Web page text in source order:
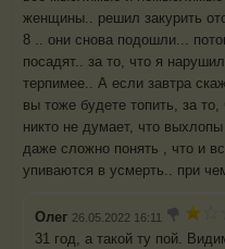
женщины.. решил закурить
8 .. они снова подошли...
посадят.. за то, что я
терпимее.. А если завтра
вы тоже будете топить, за
никто не думает, что
даже сложно понять , что и
упиваются в усмерть.. при
Олег 26.05.2022 16:11
31 год, а такой ту пой.